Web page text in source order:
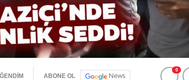
ABONE OL News
0